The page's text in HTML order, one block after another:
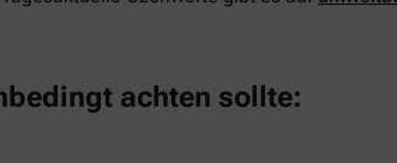
achten sollte: